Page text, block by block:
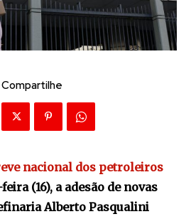
Compartilhe
nacional dos petroleiros
(16), a adesão de novas
Alberto Pasqualini